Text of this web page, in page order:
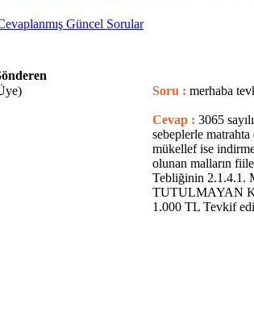
Güncel Sorular
Soru : merhaba
Cevap : 3065
sebeplerle
mükellef ise
olunan malların
Tebliğinin 2.1.4.1.
TUTULMAYAN
1.000 TL Tevkif